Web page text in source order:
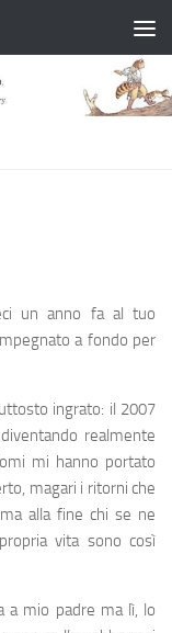
un anno fa al tuo
a fondo per
ingrato: il 2007
realmente
mi hanno portato
magari i ritorni che
alla fine chi se ne
vita sono così
a mio padre ma lì, lo